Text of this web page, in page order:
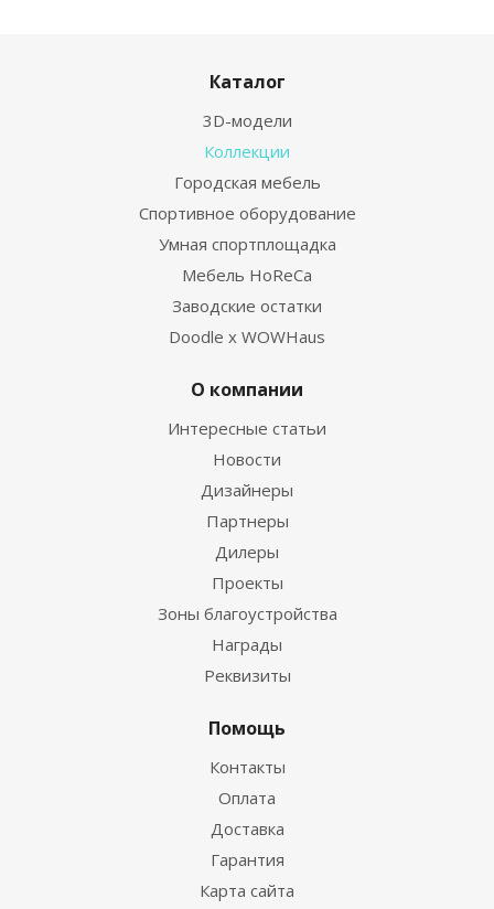
Каталог
3D-модели
Коллекции
Городская мебель
Спортивное оборудование
Умная спортплощадка
Мебель HoReCa
Заводские остатки
Doodle x WOWHaus
О компании
Интересные статьи
Новости
Дизайнеры
Партнеры
Дилеры
Проекты
Зоны благоустройства
Награды
Реквизиты
Помощь
Контакты
Оплата
Доставка
Гарантия
Карта сайта